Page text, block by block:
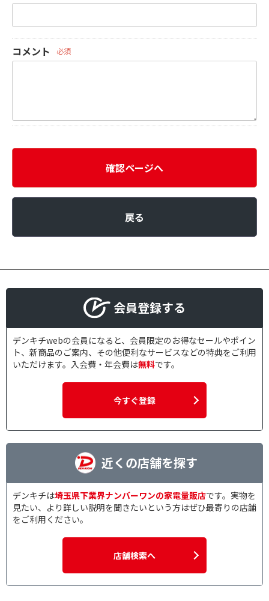
コメント 必須
確認ページへ
戻る
会員登録する
デンキチwebの会員になると、会員限定のお得なセールやポイン
ト、新商品のご案内、その他便利なサービスなどの特典をご利用
いただけます。入会費・年会費は無料です。
今すぐ登録
近くの店舗を探す
デンキチは埼玉県下業界ナンバーワンの家電量販店です。実物を
見たい、より詳しい説明を聞きたいという方はぜひ最寄りの店舗
をご利用ください。
店舗検索へ